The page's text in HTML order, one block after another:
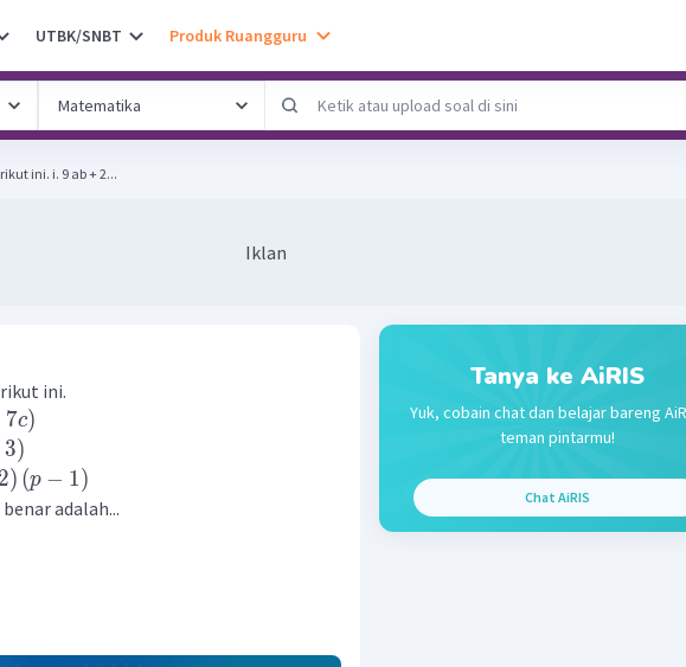
UTBK/SNBT Produk Ruangguru
Perhatikan pemfaktoran berikut ini. i. 9 ab + 2...
Iklan
ini.
7c)
3)
2) (p − 1)
adalah...
Tanya ke AiRIS
Yuk, cobain chat dan belajar bareng
teman pintarmu!
Chat AiRIS